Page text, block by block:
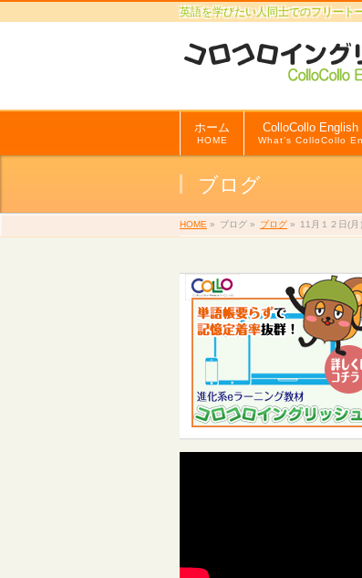
英語を学びたい人同士でのフリート
ホーム
HOME
ColloCollo English
What’s ColloCollo
ブログ
HOME » ブログ » ブログ » 11月１２日(月